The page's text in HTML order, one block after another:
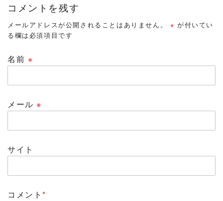
コメントを残す
メールアドレスが公開されることはありません。 ※ が付いてい
る欄は必須項目です
名前 ※
メール※
サイト
コメント*